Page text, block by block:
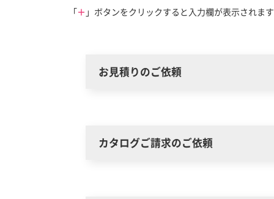
「＋ 」ボタンをクリックすると入力欄が表示されま
お見積りのご依頼
カタログご請求のご依頼